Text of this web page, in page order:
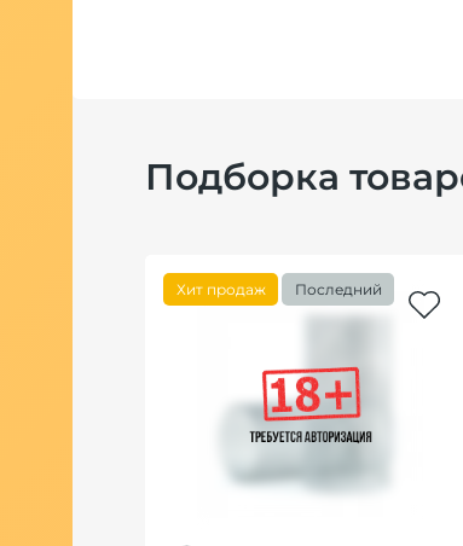
Подборка
Хит продаж Последний